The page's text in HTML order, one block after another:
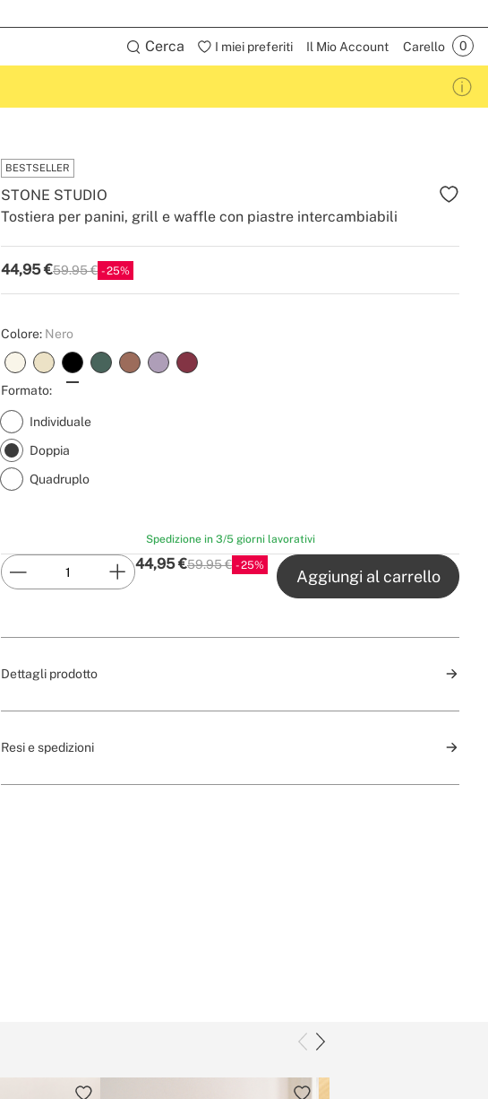
Cerca I miei preferiti Il Mio Account Carello
BESTSELLER
Tostiera per panini, grill e waffle con piastre intercambiabili
STONE STUDIO
44,95 €P.V.P
59.95 € 25
Colore: Nero
Formato:
Individuale
Doppia
Quadruplo
Spedizione in 3/5 giorni lavorativi
44,95 €P.V.P
59.95 € 25
Aggiungi al carrello
Dettagli prodotto
Resi e spedizioni